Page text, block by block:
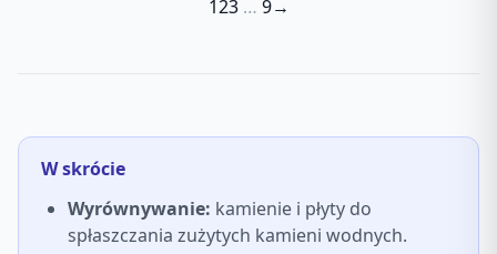
123 … 9→
W skrócie
Wyrównywanie: kamienie i płyty do
spłaszczania zużytych kamieni wodnych.